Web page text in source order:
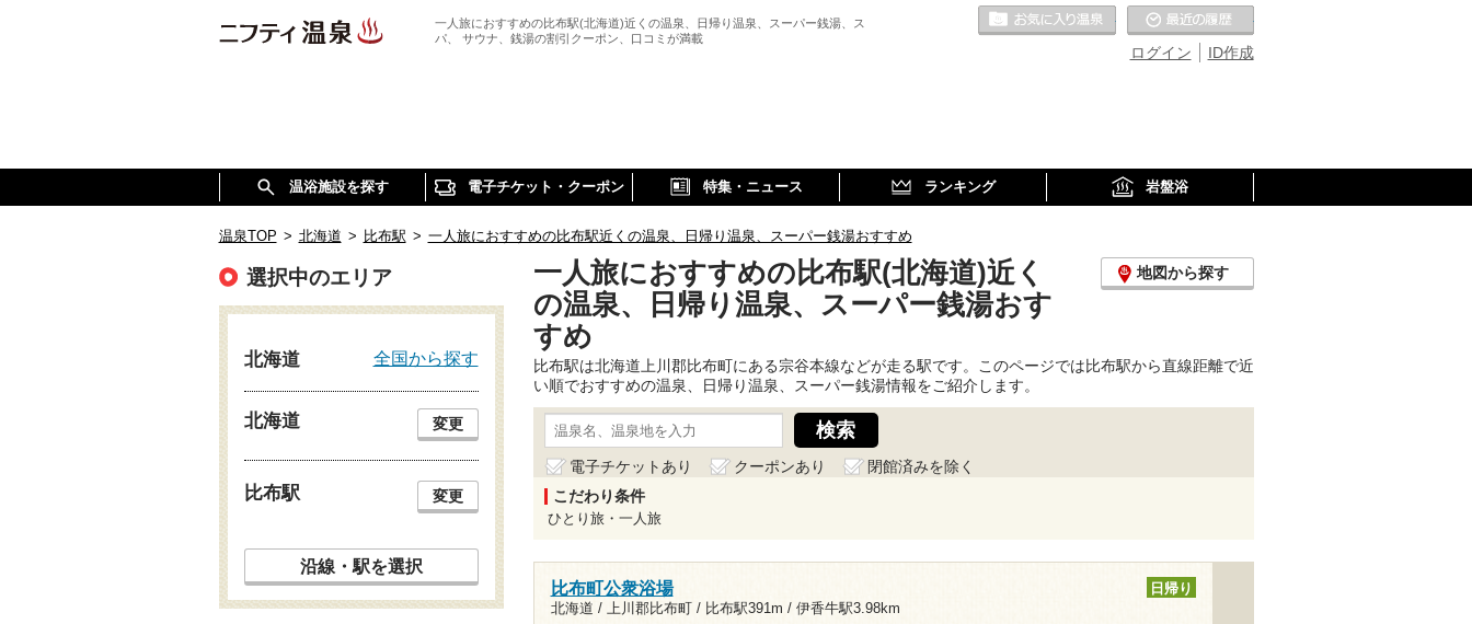
一人旅におすすめの比布駅(北海道)近くの温泉、日帰り温泉、スーパー銭湯、ス
パ、 サウナ、銭湯の割引クーポン、口コミが満載
ID作成
ログイン
お気に入りの温泉
温浴施設を探す 電子チケット・クーポン 特集・ニュース ランキング 岩盤浴
温泉TOP > 北海道 > 比布駅 > 一人旅におすすめの比布駅近くの温泉、日帰り温泉、スーパー銭湯おすすめ
一人旅におすすめの比布駅(北海道)近く
の温泉、日帰り温泉、スーパー銭湯おす
すめ
地図から探す
比布駅は北海道上川郡比布町にある宗谷本線などが走る駅です。このページでは比布駅から直線距離で近
い順でおすすめの温泉、日帰り温泉、スーパー銭湯情報をご紹介します。
電子チケットあり クーポンあり
閉館済みを除く
こだわり条件
ひとり旅・一人旅
比布町公衆浴場
北海道 / 上川郡比布町 / 比布駅391m / 伊香牛駅3.98km
日帰り
選択中のエリア
北海道 全国から探す
北海道 変更
比布駅 変更
沿線・駅を選択